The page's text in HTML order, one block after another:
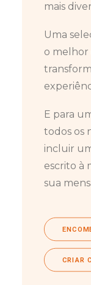
mais
Uma
o melhor
E para
todos os
incluir
escrito à
sua
CRIAR